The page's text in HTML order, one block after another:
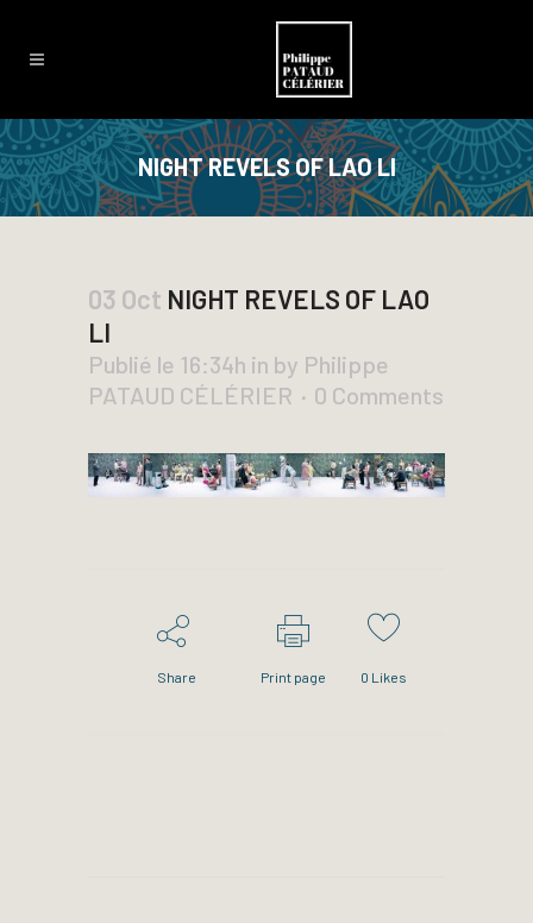
NIGHT REVELS OF LAO LI
03 Oct NIGHT REVELS OF LAO
LI
Publié le 16:34h in by Philippe
PATAUD CÉLÉRIER
0 Comments
Share Print page 0 Likes